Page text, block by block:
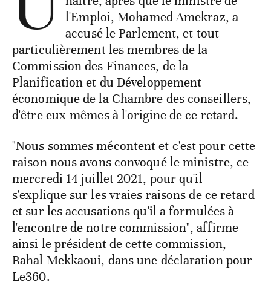
l'Emploi, Mohamed Amekraz, a
accusé le Parlement, et tout
particulièrement les membres de la
Commission des Finances, de la
Planification et du Développement
économique de la Chambre des conseillers,
d'être eux-mêmes à l'origine de ce retard.
"Nous sommes mécontent et c'est pour cette
raison nous avons convoqué le ministre, ce
mercredi 14 juillet 2021, pour qu'il
s'explique sur les vraies raisons de ce retard
et sur les accusations qu'il a formulées à
l'encontre de notre commission", affirme
ainsi le président de cette commission,
Rahal Mekkaoui, dans une déclaration pour
Le360.